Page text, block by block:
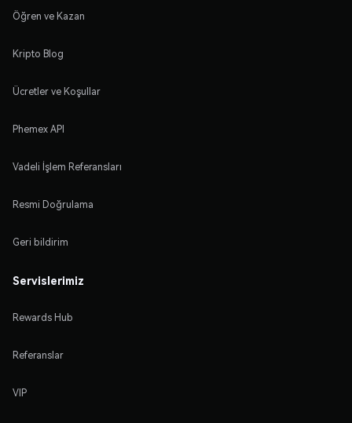
Öğren ve Kazan
Kripto Blog
Ücretler ve Koşullar
Phemex API
Vadeli İşlem Referansları
Resmi Doğrulama
Geri bildirim
Servislerimiz
Rewards Hub
Referanslar
VIP